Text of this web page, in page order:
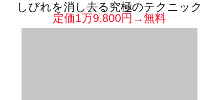
しびれを消し去る究極のテクニック
定価1万9,800円→無料